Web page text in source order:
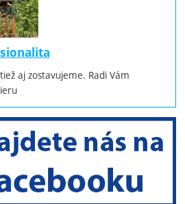
aj zostavujeme. Radi Vám